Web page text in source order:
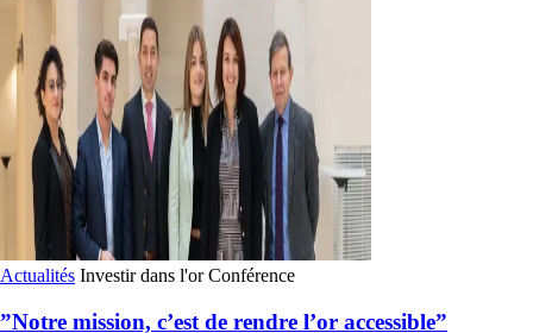
Actualités Investir dans l'or Conférence
”Notre mission, c’est de rendre l’or accessible”